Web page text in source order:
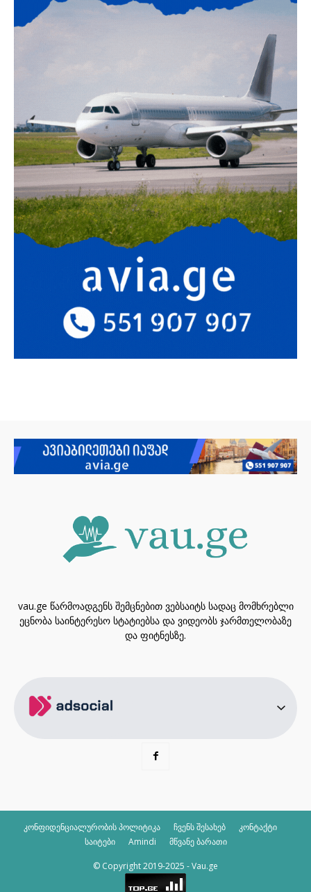
vau.ge წარმოადგენს შემცნებით ვებსაიტს სადაც მომხრებლი
ეცნობა საინტერესო სტატიებსა და ვიდეობს ჯარმთელობაზე
და ფიტნესზე.
კონფიდენციალურობის პოლიტიკა ჩვენს შესახებ
კონტაქტი
საიტები
Amindi მწვანე ბარათი
© Copyright 2019-2025 - Vau.ge